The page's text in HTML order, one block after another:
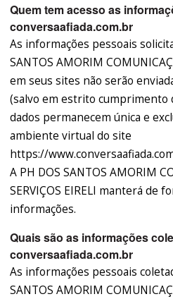
Quem tem acesso as
conversaafiada.com.br
As informações pessoais
SANTOS AMORIM
em seus sites não serão
(salvo em estrito cumprimento
dados permanecem única e
ambiente virtual do site
https://
A PH DOS SANTOS AMORIM
SERVIÇOS EIRELI manterá de
informações.
Quais são as informações
conversaafiada.com.br
As informações pessoais
SANTOS AMORIM